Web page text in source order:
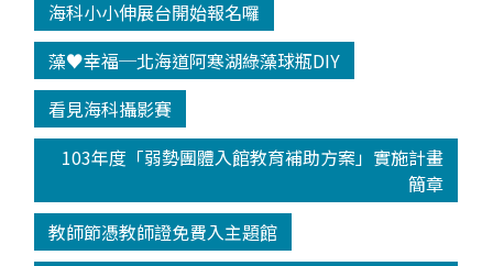
海科小小伸展台開始報名囉
藻♥幸福─北海道阿寒湖綠藻球瓶DIY
看見海科攝影賽
103年度「弱勢團體入館教育補助方案」實施計畫
簡章
教師節憑教師證免費入主題館